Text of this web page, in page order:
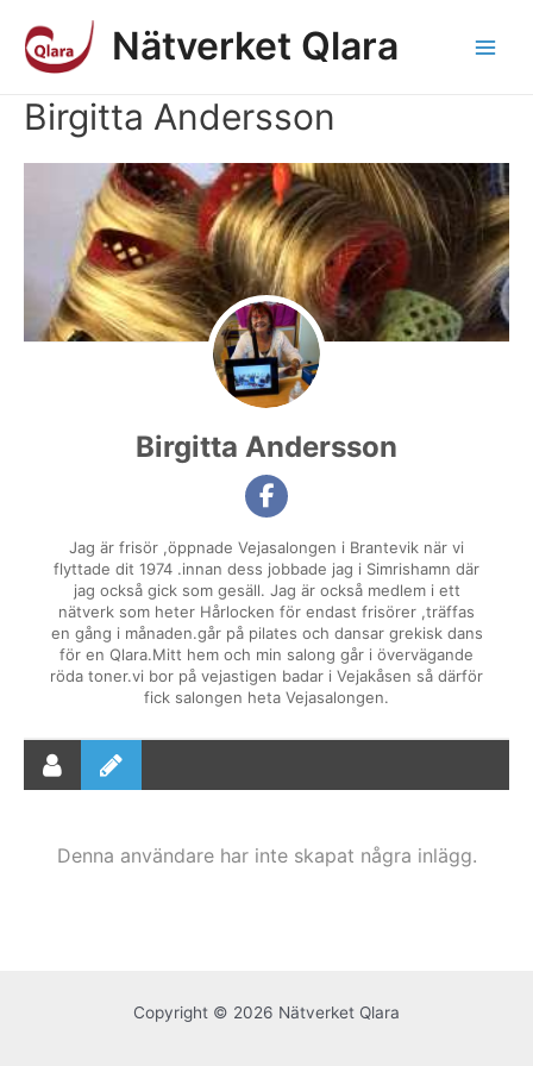
innehåll
Nätverket Qlara
Birgitta Andersson
Birgitta Andersson
Jag är frisör ,öppnade Vejasalongen i Brantevik när vi
flyttade dit 1974 .innan dess jobbade jag i Simrishamn där
jag också gick som gesäll. Jag är också medlem i ett
nätverk som heter Hårlocken för endast frisörer ,träffas
en gång i månaden.går på pilates och dansar grekisk dans
för en Qlara.Mitt hem och min salong går i övervägande
röda toner.vi bor på vejastigen badar i Vejakåsen så därför
fick salongen heta Vejasalongen.
Denna användare har inte skapat några inlägg.
Copyright © 2026 Nätverket Qlara